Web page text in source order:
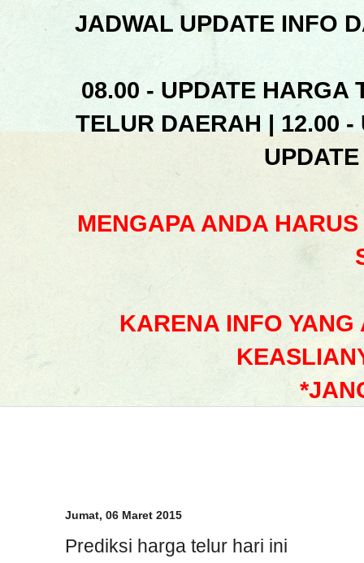
JADWAL UPDATE INFO
08.00 - UPDATE HARGA
TELUR DAERAH | 12.00
MENGAPA ANDA
KARENA INFO
Jumat, 06 Maret 2015
Prediksi harga telur hari ini